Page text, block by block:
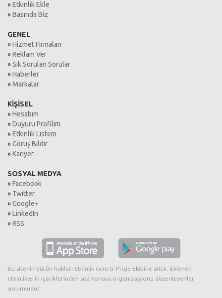
»Etkinlik Ekle
»Basında Biz
GENEL
»Hizmet Firmaları
»Reklam Ver
»Sık Sorulan Sorular
»Haberler
»Markalar
KİŞİSEL
»Hesabım
»Duyuru Profilim
»Etkinlik Listem
»Görüş Bildir
»Kariyer
SOSYAL MEDYA
»Facebook
» Twitter
»Google+
»LinkedIn
»RSS
Bu sitenin bütün hakları Etkinlik.com.tr Proje Ekibine aittir. Eklenen
etkinliklerin içeriklerinden söz konusu organizasyonu düzenleyenler
sorumludur.